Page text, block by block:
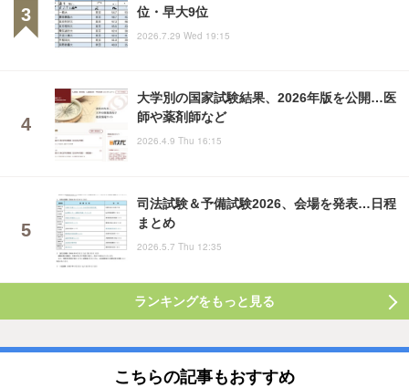
位・早大9位
2026.7.29 Wed 19:15
大学別の国家試験結果、2026年版を公開…医
師や薬剤師など
2026.4.9 Thu 16:15
司法試験＆予備試験2026、会場を発表…日程
まとめ
2026.5.7 Thu 12:35
ランキングをもっと見る
こちらの記事もおすすめ